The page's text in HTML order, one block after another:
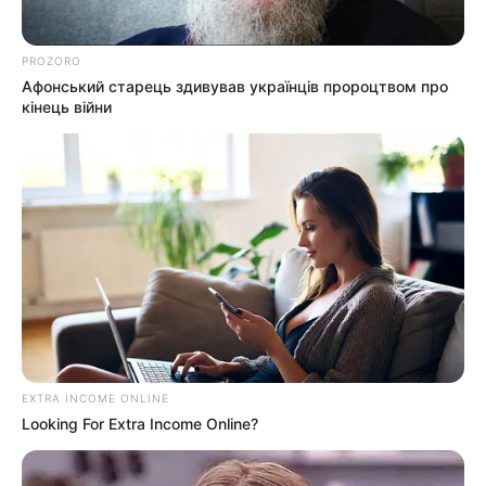
Мукачівського ТЦК
info@groza-news.info
КАТЕГОРІЇ
Без рубрики
Гарячi
Культура
PROZORO
Афонський старець здивував українців пророцтвом про
кінець війни
EXTRA INCOME ONLINE
Looking For Extra Income Online?